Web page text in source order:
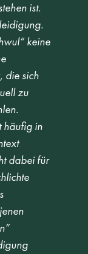
ist.
keine
die sich
zu
häufig in
dabei für